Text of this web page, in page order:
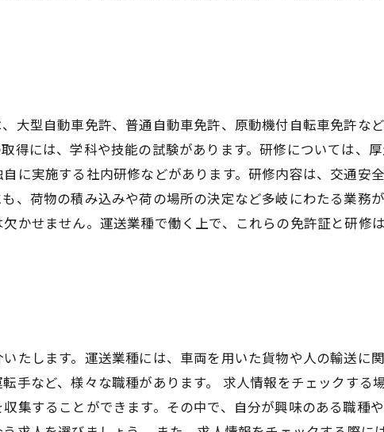
大型自動車免許、普通自動車免許、原動機付自転車免許な
得には、学科や技能の試験があります。研修については、
実施する社内研修などがあります。研修内容は、交通安全
、荷物の積み込みや荷の場所の決定など多岐にわたる業務
かせません。運送業種で働く上で、これらの免許証と研修
たします。運送業種には、車両を用いた貨物や人の輸送に
手など、様々な職種があります。 求人情報をチェックする
することができます。その中で、自分が興味のある職種や